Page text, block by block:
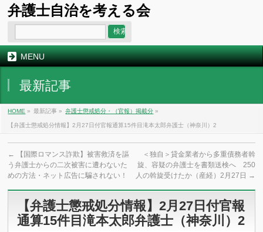
弁護士自治を考える会
MENU
最新記事
HOME » 最新記事 » 弁護士懲戒処分・（官報）掲載分 »
【弁護士懲戒処分情報】2月27日付官報通算15件目滝本太郎弁護士（神奈川）2
←
【国際ロマンス詐欺】被害救済を謳
う弁護士からの二次被害に遭わないた
めの方法・ネット広告に騙されない！
＜独自＞貸金業者から多重債務者斡
旋、容疑の弁護士を書類送検へ 250
人の斡旋受けたか（産経）2月27日 →
【弁護士懲戒処分情報】2月27日付官報
通算15件目滝本太郎弁護士（神奈川）2